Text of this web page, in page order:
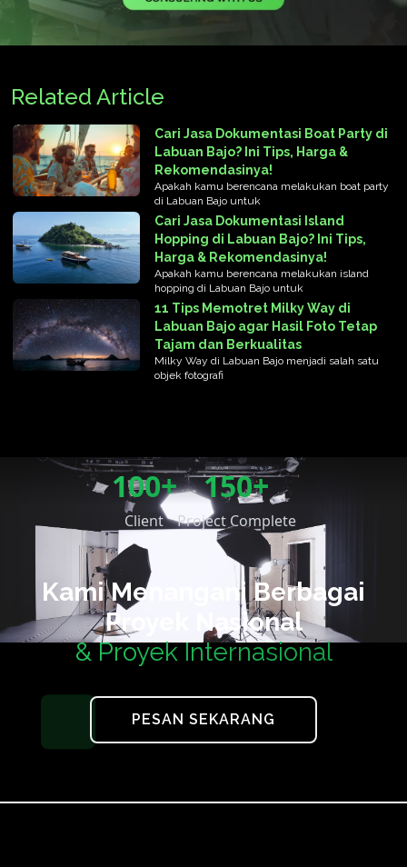
Related Article
Cari Jasa Dokumentasi Boat Party di
Labuan Bajo? Ini Tips, Harga &
Rekomendasinya!
Apakah kamu berencana melakukan boat party
di Labuan Bajo untuk
Cari Jasa Dokumentasi Island
Hopping di Labuan Bajo? Ini Tips,
Harga & Rekomendasinya!
Apakah kamu berencana melakukan island
hopping di Labuan Bajo untuk
11 Tips Memotret Milky Way di
Labuan Bajo agar Hasil Foto Tetap
Tajam dan Berkualitas
Milky Way di Labuan Bajo menjadi salah satu
objek fotografi
100+
Client
150+
Project Complete
Kami Menangani Berbagai
Proyek Nasional
& Proyek Internasional
PESAN SEKARANG